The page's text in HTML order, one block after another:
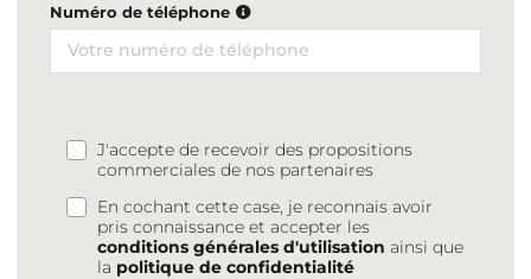
Numéro de téléphone
J'accepte de recevoir des propositions
commerciales de nos partenaires
En cochant cette case, je reconnais avoir
pris connaissance et accepter les
conditions générales d'utilisation ainsi que
la politique de confidentialité